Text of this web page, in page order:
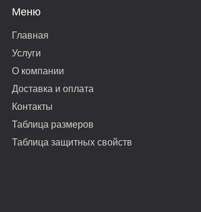
Меню
Главная
Услуги
О компании
Доставка и оплата
Контакты
Таблица размеров
Таблица защитных свойств